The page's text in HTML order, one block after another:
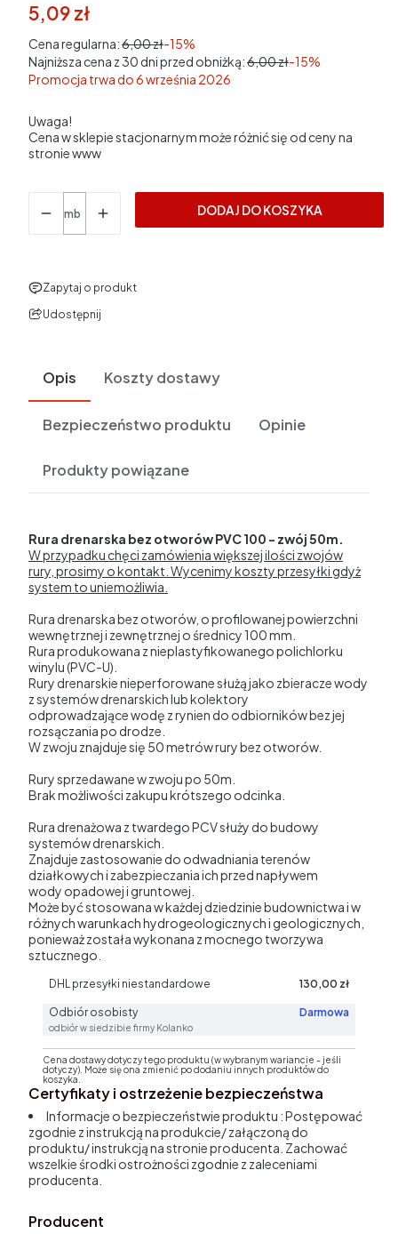
5,09 zł
w tym 23% VAT
w tym
Cena regularna:6,00 zł-15%
Najniższa cena z 30 dni przed obniżką:6,00 zł-15%
Promocja trwa do 6 września 2026
Uwaga!
Cena w sklepie stacjonarnym może różnić się od ceny na
stronie www
Ilość
mb
DODAJ DO KOSZYKA
Zapytaj o produkt
Udostępnij
Opis Koszty dostawy
Bezpieczeństwo produktu Opinie
Produkty powiązane
Rura drenarska bez otworów PVC 100 - zwój 50m.
W przypadku chęci zamówienia większej ilości zwojów
rury, prosimy o kontakt. Wycenimy koszty przesyłki gdyż
system to uniemożliwia.
Rura drenarska bez otworów, o profilowanej powierzchni
wewnętrznej i zewnętrznej o średnicy 100 mm.
Rura produkowana z nieplastyfikowanego polichlorku
winylu (PVC-U).
Rury drenarskie nieperforowane służą jako zbieracze wody
z systemów drenarskich lub kolektory
odprowadzające wodę z rynien do odbiorników bez jej
rozsączania po drodze.
W zwoju znajduje się 50 metrów rury bez otworów.
Rury sprzedawane w zwoju po 50m.
Brak możliwości zakupu krótszego odcinka.
Rura drenażowa z twardego PCV służy do budowy
systemów drenarskich.
Znajduje zastosowanie do odwadniania terenów
działkowych i zabezpieczania ich przed napływem
wody opadowej i gruntowej.
Może być stosowana w każdej dziedzinie budownictwa i w
różnych warunkach hydrogeologicznych i geologicznych,
ponieważ została wykonana z mocnego tworzywa
sztucznego.
DHL przesyłki niestandardowe 130,00 zł
Odbiór osobisty Darmowa
odbiór w siedzibie firmy Kolanko
Cena dostawy dotyczy tego produktu (w wybranym wariancie - jeśli
dotyczy). Może się ona zmienić po dodaniu innych produktów do
koszyka.
Certyfikaty i ostrzeżenie bezpieczeństwa
Informacje o bezpieczeństwie produktu : Postępować
zgodnie z instrukcją na produkcie/ załączoną do
produktu/ instrukcją na stronie producenta. Zachować
wszelkie środki ostrożności zgodnie z zaleceniami
producenta.
Producent